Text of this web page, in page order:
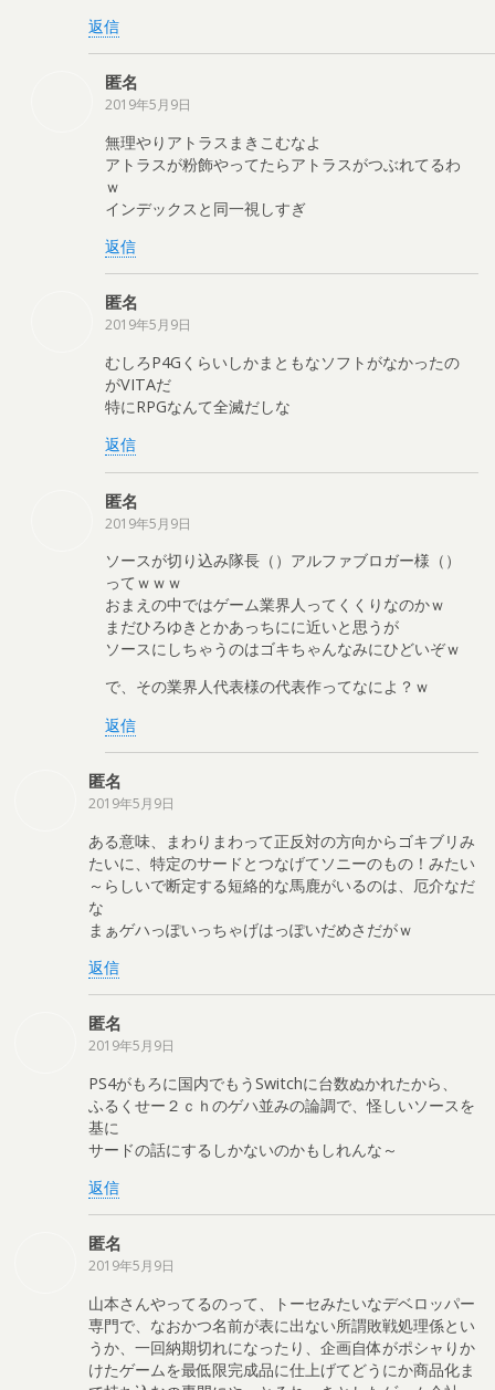
返信
匿名
2019年5月9日
無理やりアトラスまきこむなよ
アトラスが粉飾やってたらアトラスがつぶれてるわ
ｗ
インデックスと同一視しすぎ
返信
匿名
2019年5月9日
むしろP4Gくらいしかまともなソフトがなかったの
がVITAだ
特にRPGなんて全滅だしな
返信
匿名
2019年5月9日
ソースが切り込み隊長（）アルファブロガー様（）
ってｗｗｗ
おまえの中ではゲーム業界人ってくくりなのかｗ
まだひろゆきとかあっちにに近いと思うが
ソースにしちゃうのはゴキちゃんなみにひどいぞｗ
で、その業界人代表様の代表作ってなによ？ｗ
返信
匿名
2019年5月9日
ある意味、まわりまわって正反対の方向からゴキブリみ
たいに、特定のサードとつなげてソニーのもの！みたい
～らしいで断定する短絡的な馬鹿がいるのは、厄介なだ
な
まぁゲハっぽいっちゃげはっぽいだめさだがｗ
返信
匿名
2019年5月9日
PS4がもろに国内でもうSwitchに台数ぬかれたから、
ふるくせー２ｃｈのゲハ並みの論調で、怪しいソースを
基に
サードの話にするしかないのかもしれんな～
返信
匿名
2019年5月9日
山本さんやってるのって、トーセみたいなデベロッパー
専門で、なおかつ名前が表に出ない所謂敗戦処理係とい
うか、一回納期切れになったり、企画自体がポシャりか
けたゲームを最低限完成品に仕上げてどうにか商品化ま